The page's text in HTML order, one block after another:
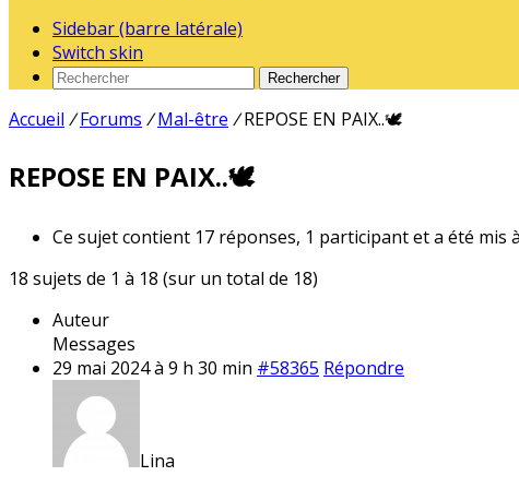
Sidebar (barre latérale)
Switch skin
Rechercher
Accueil / Forums / Mal-être / REPOSE EN PAIX..🕊️
REPOSE EN PAIX..🕊️
Ce sujet contient 17 réponses, 1 participant et a été
18 sujets de 1 à 18 (sur un total de 18)
Auteur
Messages
29 mai 2024 à 9 h 30 min #58365 Répondre
Lina